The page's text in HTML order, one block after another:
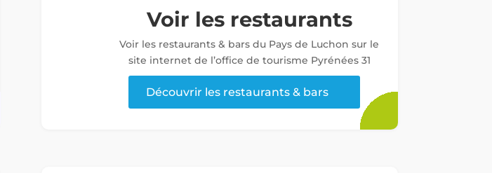
Voir les restaurants
Voir les restaurants & bars du Pays de Luchon sur le
site internet de l’office de tourisme Pyrénées 31
Découvrir les restaurants & bars